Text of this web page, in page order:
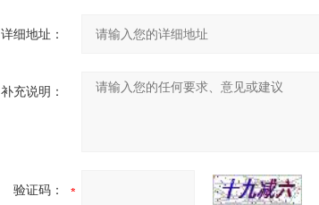
详细地址：
补充说明：
验证码：